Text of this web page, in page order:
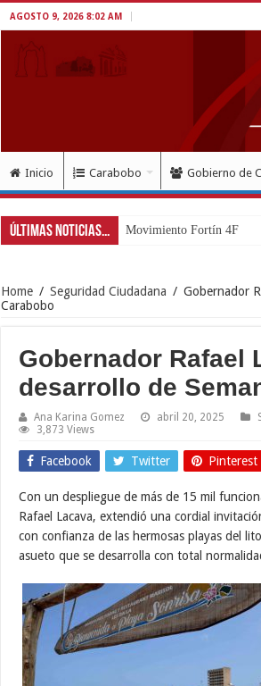
AGOSTO 9, 2026 8:02 AM
Inicio Carabobo Gobierno de
Últimas Noticias... Movimiento Fortín 4F
Home / Seguridad Ciudadana / Gobernador
Carabobo
Gobernador Rafael
desarrollo de
Ana Karina Gomez abril 20, 2025
3,873 Views
Facebook Twitter Pinterest
Con un despliegue de más de 15 mil
Rafael Lacava, extendió una cordial
con confianza de las hermosas playas del
asueto que se desarrolla con total